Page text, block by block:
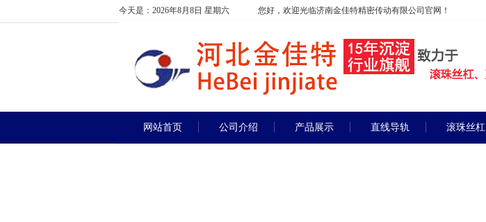
今天是：2026年8月8日 星期六 您好，欢迎光临济南金佳特精密传动有限公司官网！
网站首页 公司介绍 产品展示 直线导轨 滚珠丝杠